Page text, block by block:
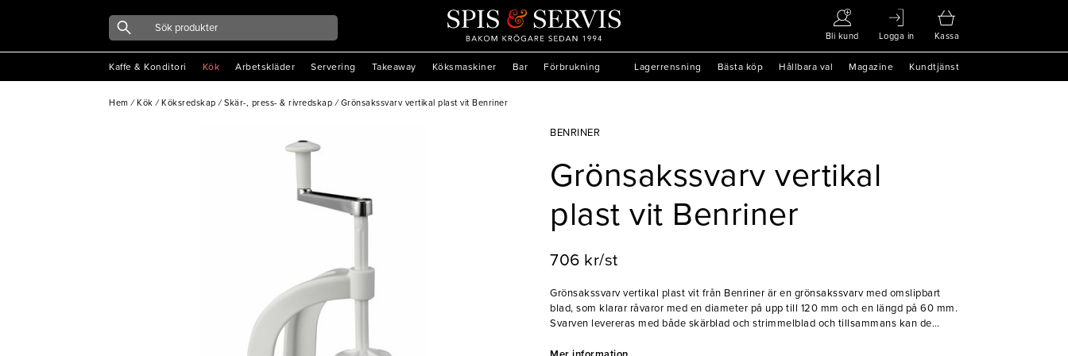
Bli kund Logga in Kassa
Kaffe & Konditori Kök Arbetskläder Servering Takeaway Köksmaskiner Bar Förbrukning Lagerrensning Bästa köp Hållbara val Magazine Kundtjänst
Hem / Kök / Köksredskap / Skär-, press- & rivredskap / Grönsakssvarv vertikal plast vit Benriner
BENRINER
Grönsakssvarv vertikal
plast vit Benriner
706 kr/st
Grönsakssvarv vertikal plast vit från Benriner är en grönsakssvarv med omslipbart
blad, som klarar råvaror med en diameter på upp till 120 mm och en längd på 60 mm.
Svarven levereras med både skärblad och strimmelblad och tillsammans kan de